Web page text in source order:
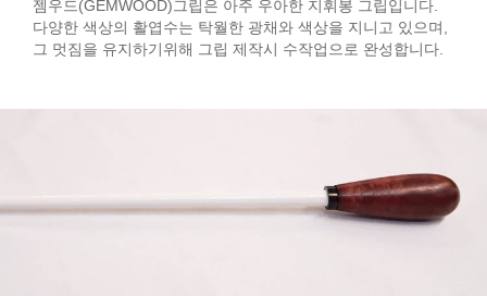
젬우드(GEMWOOD)그립은 아주 우아한 지휘봉 그립입니다.
다양한 색상의 활엽수는 탁월한 광채와 색상을 지니고 있으며,
그 멋짐을 유지하기위해 그립 제작시 수작업으로 완성합니다.